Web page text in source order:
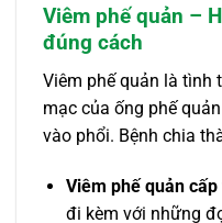
Viêm phế quản –
đúng cách
Viêm phế quản là tình
mạc của ống phế
vào phổi. Bệnh chia
Viêm phế quản cấp
đi kèm với những